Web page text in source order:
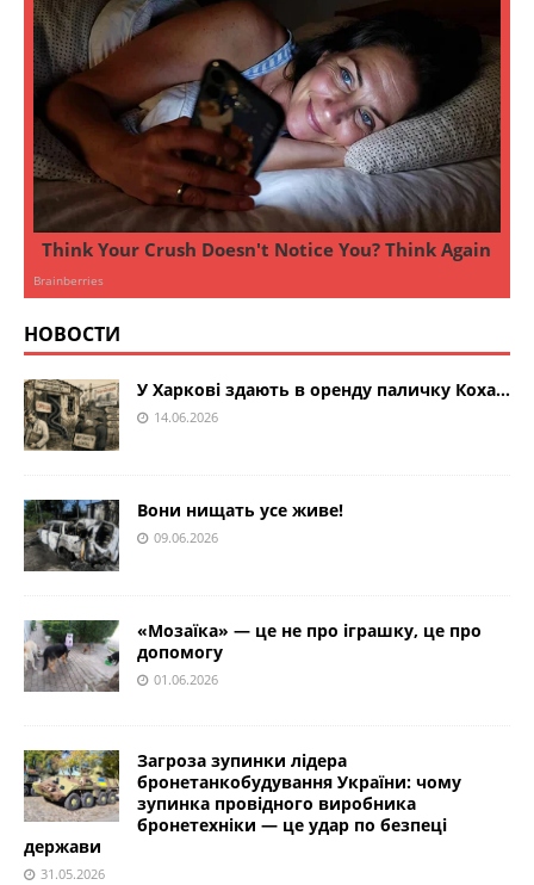
НОВОСТИ
У Харкові здають в оренду паличку Коха…
14.06.2026
Вони нищать усе живе!
09.06.2026
«Мозаїка» — це не про іграшку, це про
допомогу
01.06.2026
Загроза зупинки лідера
бронетанкобудування України: чому
зупинка провідного виробника
бронетехніки — це удар по безпеці
держави
31.05.2026